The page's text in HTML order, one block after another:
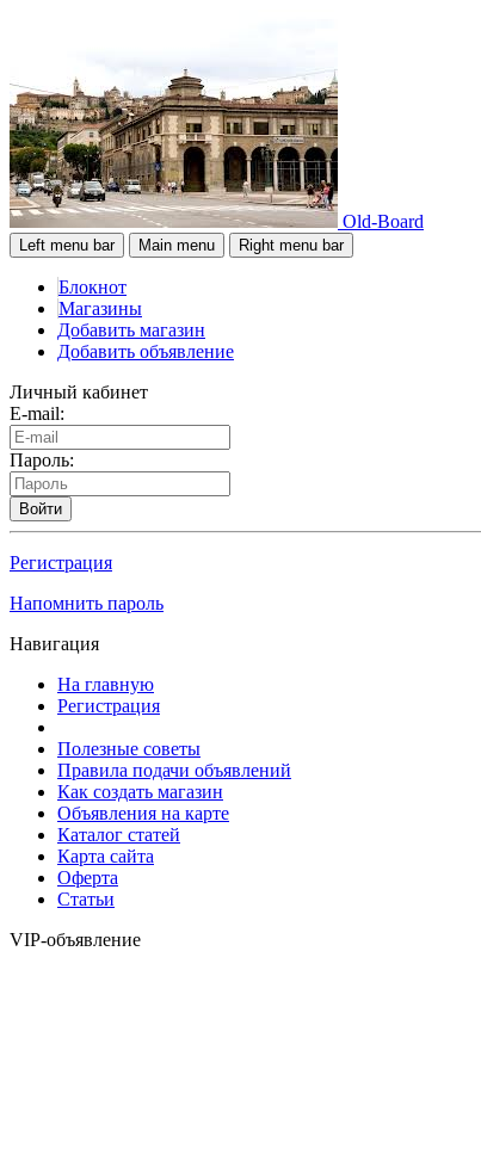
Old-Board
Left menu bar Main menu Right menu bar
Блокнот
Магазины
Добавить магазин
Добавить объявление
Личный кабинет
E-mail:
Пароль:
Войти
Регистрация
Напомнить пароль
Навигация
На главную
Регистрация
Полезные советы
Правила подачи объявлений
Как создать магазин
Объявления на карте
Каталог статей
Карта сайта
Оферта
Статьи
VIP-объявление